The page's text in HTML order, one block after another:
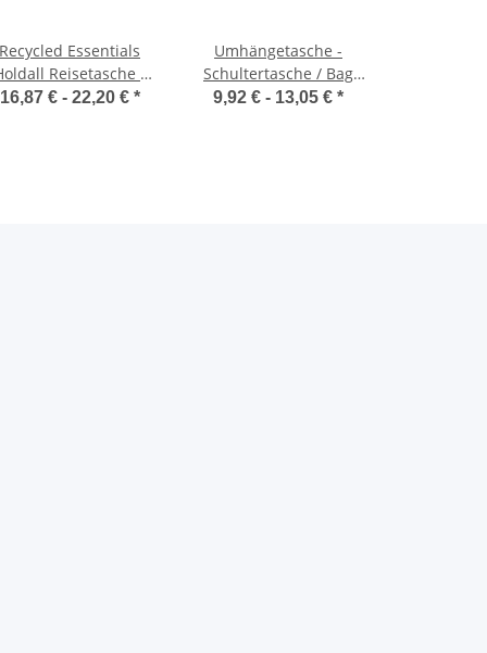
Recycled Essentials
Reisetasche /
BagBase BG278
16,87 € - 22,20 € *
Umhängetasche -
Schultertasche / Bag
Base BG21
9,92 € - 13,05 € *